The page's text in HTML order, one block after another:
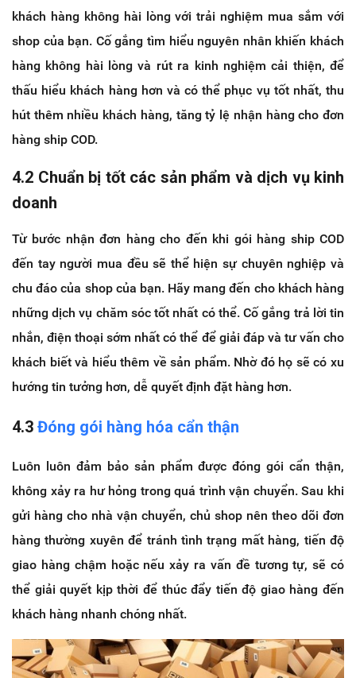
khách hàng không hài lòng với trải nghiệm mua sắm với
shop của bạn. Cố gắng tìm hiểu nguyên nhân khiến khách
hàng không hài lòng và rút ra kinh nghiệm cải thiện, để
thấu hiểu khách hàng hơn và có thể phục vụ tốt nhất, thu
hút thêm nhiều khách hàng, tăng tỷ lệ nhận hàng cho đơn
hàng ship COD.
4.2 Chuẩn bị tốt các sản phẩm và dịch vụ kinh
doanh
Từ bước nhận đơn hàng cho đến khi gói hàng ship COD
đến tay người mua đều sẽ thể hiện sự chuyên nghiệp và
chu đáo của shop của bạn. Hãy mang đến cho khách hàng
những dịch vụ chăm sóc tốt nhất có thể. Cố gắng trả lời tin
nhắn, điện thoại sớm nhất có thể để giải đáp và tư vấn cho
khách biết và hiểu thêm về sản phẩm. Nhờ đó họ sẽ có xu
hướng tin tưởng hơn, dễ quyết định đặt hàng hơn.
4.3 Đóng gói hàng hóa cẩn thận
Luôn luôn đảm bảo sản phẩm được đóng gói cẩn thận,
không xảy ra hư hỏng trong quá trình vận chuyển. Sau khi
gửi hàng cho nhà vận chuyển, chủ shop nên theo dõi đơn
hàng thường xuyên để tránh tình trạng mất hàng, tiến độ
giao hàng chậm hoặc nếu xảy ra vấn đề tương tự, sẽ có
thể giải quyết kịp thời để thúc đẩy tiến độ giao hàng đến
khách hàng nhanh chóng nhất.